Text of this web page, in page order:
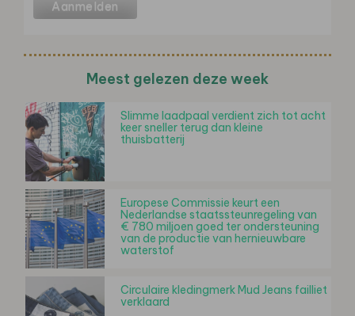
Meest gelezen deze week
Slimme laadpaal verdient zich tot acht
keer sneller terug dan kleine
thuisbatterij
Europese Commissie keurt een
Nederlandse staatssteunregeling van
€ 780 miljoen goed ter ondersteuning
van de productie van hernieuwbare
waterstof
Circulaire kledingmerk Mud Jeans failliet
verklaard